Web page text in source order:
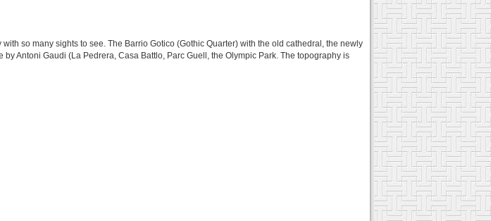
so many sights to see. The Barrio Gotico (Gothic Quarter) with the old cathedral, the newly
Antoni Gaudi (La Pedrera, Casa Battlo, Parc Guell, the Olympic Park. The topography is